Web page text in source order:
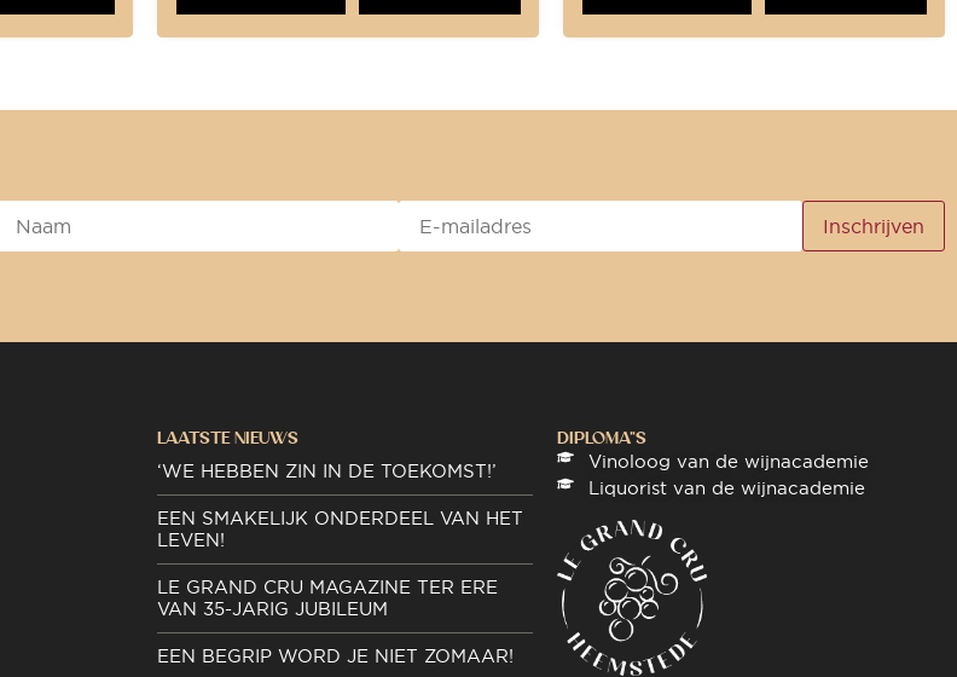
LAATSTE NIEUWS
‘WE HEBBEN ZIN IN DE TOEKOMST!’
EEN SMAKELIJK ONDERDEEL VAN HET
LEVEN!
LE GRAND CRU MAGAZINE TER ERE
VAN 35-JARIG JUBILEUM
EEN BEGRIP WORD JE NIET ZOMAAR!
DIPLOMA"S
Vinoloog van de wijnacademie
Liquorist van de wijnacademie